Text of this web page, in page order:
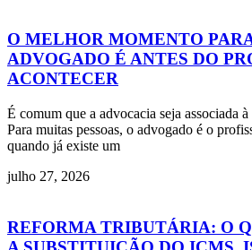
O MELHOR MOMENTO
ADVOGADO É ANTES DO
ACONTECER
É comum que a advocacia seja associada
Para muitas pessoas, o advogado é o
quando já existe um
julho 27, 2026
REFORMA TRIBUTÁRIA: O